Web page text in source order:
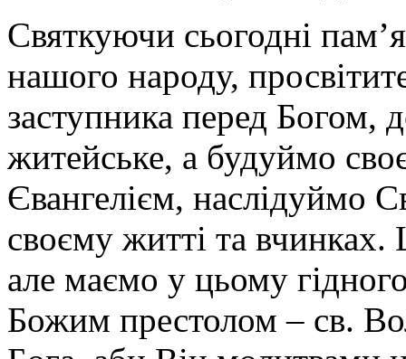
Святкуючи сьогодні
нашого народу,
заступника перед Богом,
житейське, а будуймо
Євангелієм, наслідуймо
своєму житті та вчинках.
але маємо у цьому
Божим престолом – св.